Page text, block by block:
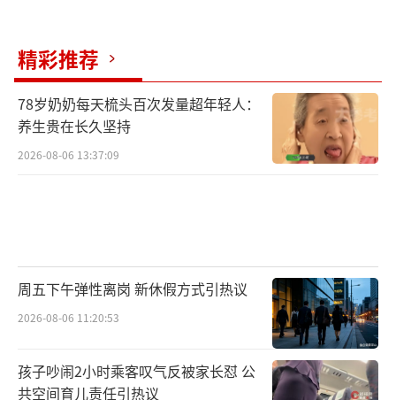
精彩推荐
78岁奶奶每天梳头百次发量超年轻人：
养生贵在长久坚持
2026-08-06 13:37:09
周五下午弹性离岗 新休假方式引热议
2026-08-06 11:20:53
孩子吵闹2小时乘客叹气反被家长怼 公
共空间育儿责任引热议